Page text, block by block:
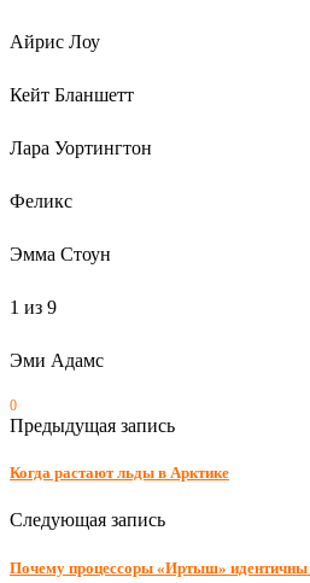
Айрис Лоу
Кейт Бланшетт
Лара Уортингтон
Феликс
Эмма Стоун
1 из 9
Эми Адамс
0
Предыдущая запись
Когда растают льды в Арктике
Следующая запись
Почему процессоры «Иртыш» идентичны